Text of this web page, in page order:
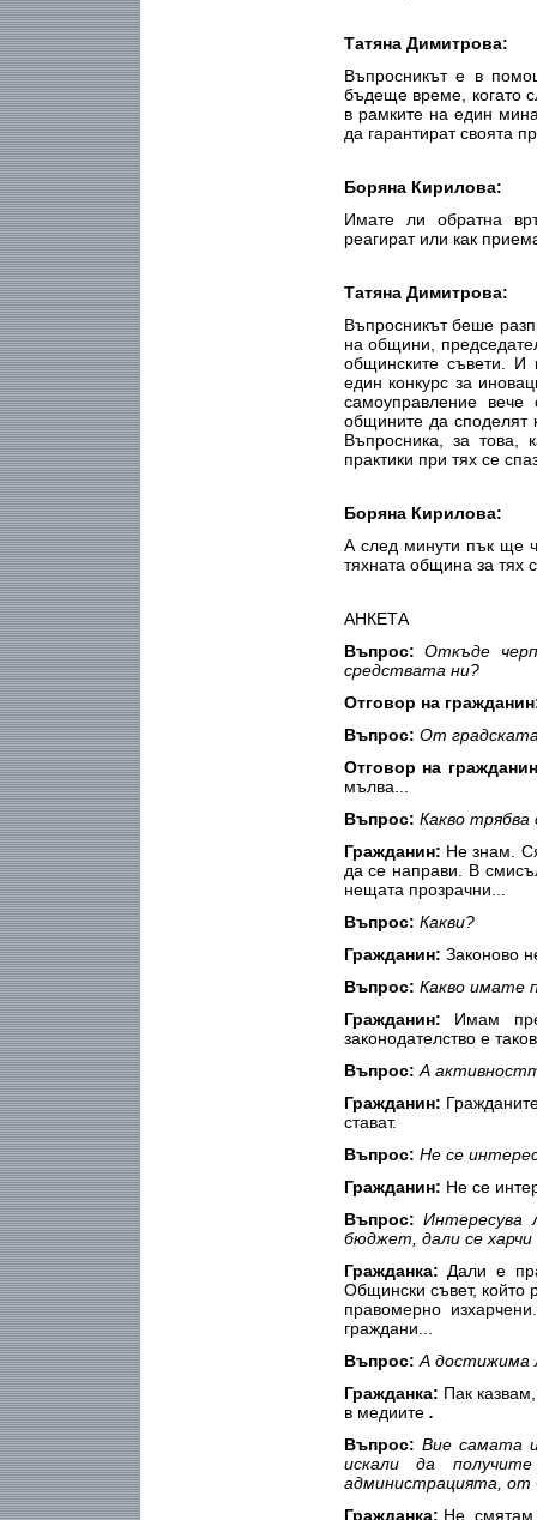
Татяна Димитрова:
Въпросникът е в
бъдеще време, когато
в рамките на един
да гарантират своята
Боряна Кирилова:
Имате ли обратна
реагират или как
Татяна Димитрова:
Въпросникът беше
на общини,
общинските съвети. И
един конкурс за
самоуправление
общините да споделят
Въпросника, за това,
практики при тях се
Боряна Кирилова:
А след минути пък ще
тяхната община за тях
АНКЕТА
Въпрос: Откъде
средствата ни?
Отговор на
Въпрос: От
Отговор на
мълва...
Въпрос: Какво трябва
Гражданин: Не знам.
да се направи. В
нещата прозрачни...
Въпрос: Какви?
Гражданин: Законово
Въпрос: Какво имате
Гражданин: Имам
законодателство е
Въпрос: А
Гражданин:
стават.
Въпрос: Не се
Гражданин: Не се
Въпрос: Интересува
бюджет, дали се харчи
Гражданка: Дали е
Общински съвет, който
правомерно
граждани...
Въпрос: А достижима
Гражданка: Пак
в медиите.
Въпрос: Вие самата
искали да
администрацията, от
Гражданка: Не,